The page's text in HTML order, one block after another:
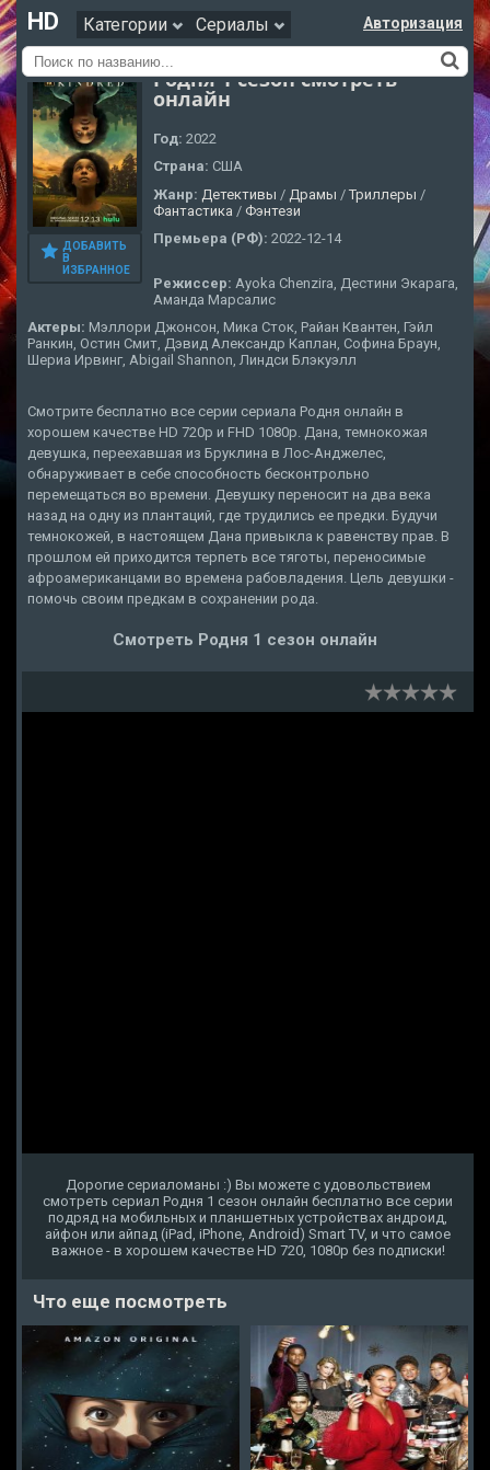
HD Категории Сериалы Авторизация
ДОБАВИТЬ
В
ИЗБРАННОЕ
Родня 1 сезон смотреть
онлайн
Год: 2022
Страна: США
Жанр: Детективы / Драмы / Триллеры /
Фантастика / Фэнтези
Премьера (РФ): 2022-12-14
Режиссер: Ayoka Chenzira, Дестини Экарага,
Аманда Марсалис
Актеры: Мэллори Джонсон, Мика Сток, Райан Квантен, Гэйл
Ранкин, Остин Смит, Дэвид Александр Каплан, Софина Браун,
Шериа Ирвинг, Abigail Shannon, Линдси Блэкуэлл
Смотрите бесплатно все серии сериала Родня онлайн в
хорошем качестве HD 720p и FHD 1080p. Дана, темнокожая
девушка, переехавшая из Бруклина в Лос-Анджелес,
обнаруживает в себе способность бесконтрольно
перемещаться во времени. Девушку переносит на два века
назад на одну из плантаций, где трудились ее предки. Будучи
темнокожей, в настоящем Дана привыкла к равенству прав. В
прошлом ей приходится терпеть все тяготы, переносимые
афроамериканцами во времена рабовладения. Цель девушки -
помочь своим предкам в сохранении рода.
Смотреть Родня 1 сезон онлайн
Дорогие сериаломаны :) Вы можете с удовольствием
смотреть сериал Родня 1 сезон онлайн бесплатно все серии
подряд на мобильных и планшетных устройствах андроид,
айфон или айпад (iPad, iPhone, Android) Smart TV, и что самое
важное - в хорошем качестве HD 720, 1080p без подписки!
Что еще посмотреть